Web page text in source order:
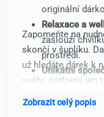
originální
Relaxace a
zaslouží
prostředí.
Unikátní
Zapomeňte na
skončí v šuplíku.
už hledáte dárek k
svého partnera jen
inspiraci, která mu
Vyberte si z tisíců
Zobrazit celý popis